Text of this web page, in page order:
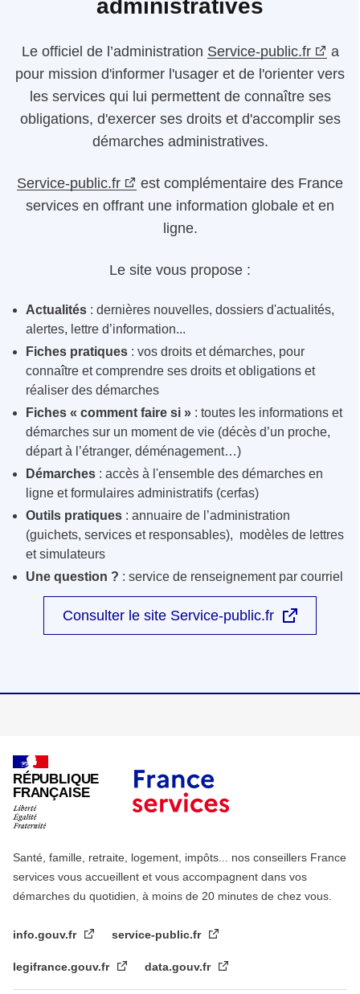
administratives
Le officiel de l’administration Service-public.fr
a
pour mission d'informer l'usager et de l'orienter vers
les services qui lui permettent de connaître ses
obligations, d'exercer ses droits et d'accomplir ses
démarches administratives.
Service-public.fr
est complémentaire des France
services en offrant une information globale et en
ligne.
Le site vous propose :
Actualités : dernières nouvelles, dossiers d'actualités,
alertes, lettre d’information...
Fiches pratiques : vos droits et démarches, pour
connaître et comprendre ses droits et obligations et
réaliser des démarches
Fiches « comment faire si » : toutes les informations et
démarches sur un moment de vie (décès d’un proche,
départ à l’étranger, déménagement…)
Démarches : accès à l'ensemble des démarches en
ligne et formulaires administratifs (cerfas)
Outils pratiques : annuaire de l’administration
(guichets, services et responsables), modèles de lettres
et simulateurs
Une question ? : service de renseignement par courriel
Consulter le site Service-public.fr
RÉPUBLIQUE
FRANÇAISE
Santé, famille, retraite, logement, impôts... nos conseillers France
services vous accueillent et vous accompagnent dans vos
démarches du quotidien, à moins de 20 minutes de chez vous.
info.gouv.fr service-public.fr
legifrance.gouv.fr data.gouv.fr